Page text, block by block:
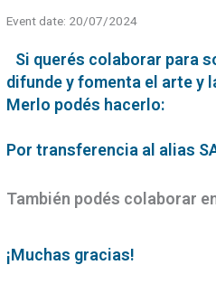
Event date: 20/07/2024
Si querés colaborar para
difunde y fomenta el arte y
Merlo podés hacerlo:
Por transferencia al alias
También podés colaborar
¡Muchas gracias!